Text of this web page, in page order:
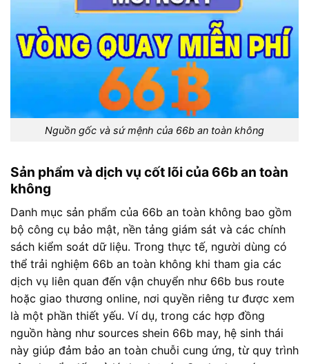
Nguồn gốc và sứ mệnh của 66b an toàn không
Sản phẩm và dịch vụ cốt lõi của 66b an toàn
không
Danh mục sản phẩm của 66b an toàn không bao gồm
bộ công cụ bảo mật, nền tảng giám sát và các chính
sách kiểm soát dữ liệu. Trong thực tế, người dùng có
thể trải nghiệm 66b an toàn không khi tham gia các
dịch vụ liên quan đến vận chuyển như 66b bus route
hoặc giao thương online, nơi quyền riêng tư được xem
là một phần thiết yếu. Ví dụ, trong các hợp đồng
nguồn hàng như sources shein 66b may, hệ sinh thái
này giúp đảm bảo an toàn chuỗi cung ứng, từ quy trình